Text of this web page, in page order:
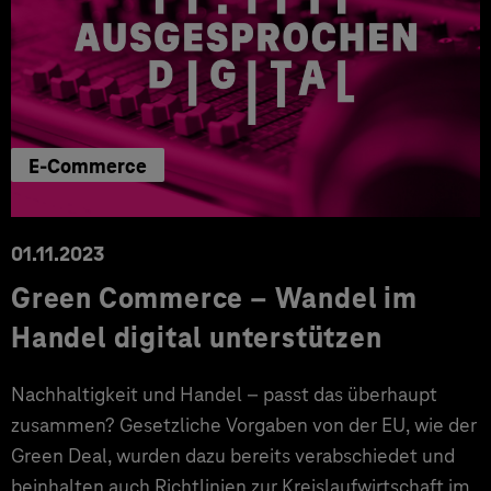
E-Commerce
01.11.2023
Green Commerce – Wandel im
Handel digital unterstützen
Nachhaltigkeit und Handel – passt das überhaupt
zusammen? Gesetzliche Vorgaben von der EU, wie der
Green Deal, wurden dazu bereits verabschiedet und